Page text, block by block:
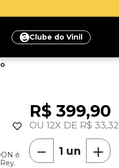
na sua primeira compra
Clube do Vinil
é
R$ 399,90
12 R$ 33,32
＋
－